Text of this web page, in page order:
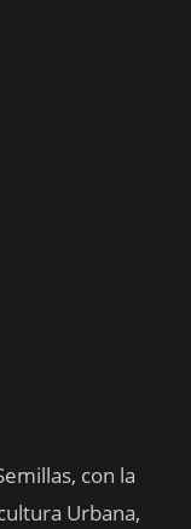
con la
Urbana,